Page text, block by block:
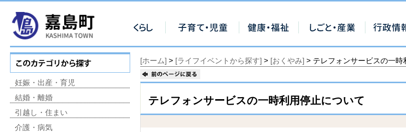
[ホーム] > [ライフイベントから探す] > [おくやみ] > テレフォンサービスの一時
テレフォンサービスの一時利用停止について
妊娠・出産・育児
結婚・離婚
引越し・住まい
介護・病気